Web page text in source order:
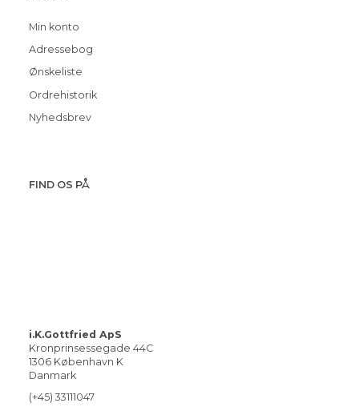
Min konto
Adressebog
Ønskeliste
Ordrehistorik
Nyhedsbrev
FIND OS PÅ
i.K.Gottfried ApS
Kronprinsessegade 44C
1306 København K
Danmark
(+45) 33111047